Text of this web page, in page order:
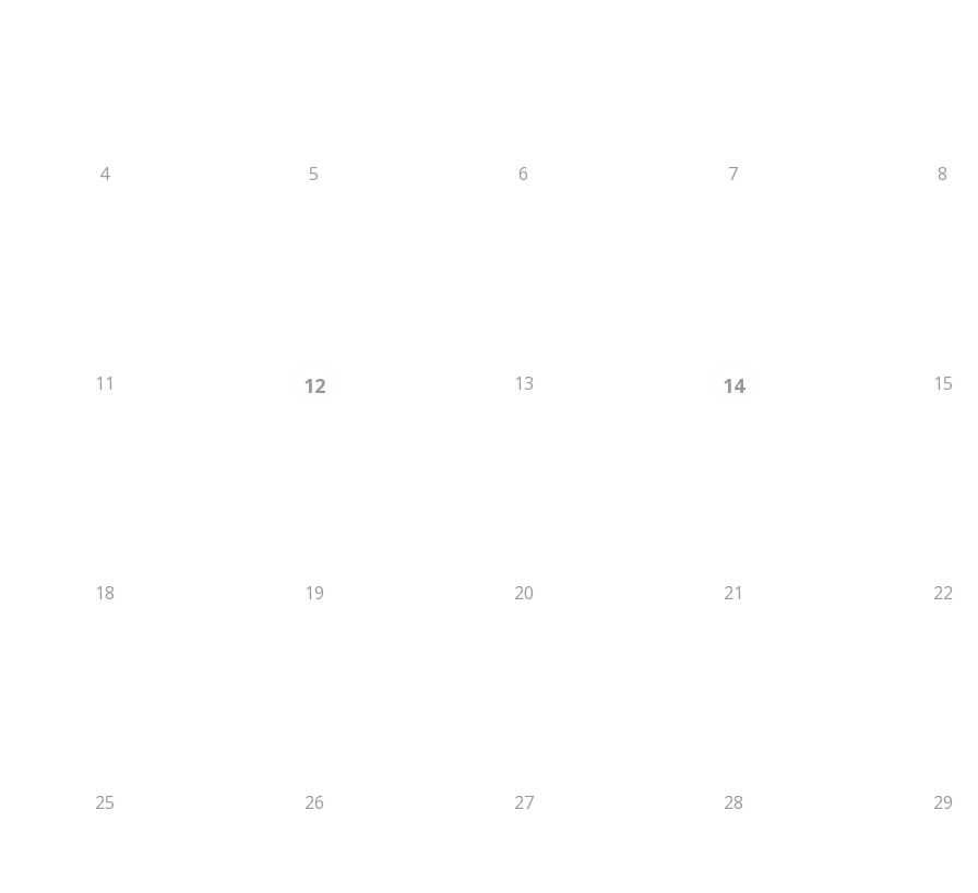
4 5 6 7 8
11 12 13 14 15
18 19 20 21 22
25 26 27 28 29